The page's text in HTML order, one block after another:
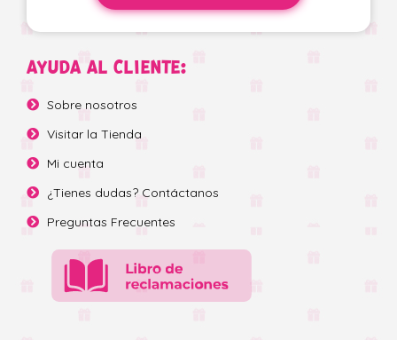
AYUDA AL CLIENTE:
Sobre nosotros
Visitar la Tienda
Mi cuenta
¿Tienes dudas? Contáctanos
Preguntas Frecuentes